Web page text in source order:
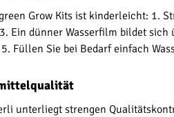
Grow Kits ist kinderleicht: 1.
Ein dünner Wasserfilm bildet sich
Füllen Sie bei Bedarf einfach
unterliegt strengen